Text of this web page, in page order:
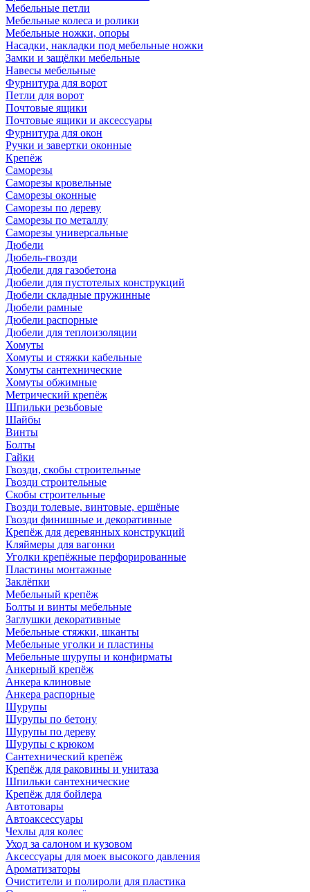
Мебельные петли
Мебельные колеса и ролики
Мебельные ножки, опоры
Насадки, накладки под мебельные ножки
Замки и защёлки мебельные
Навесы мебельные
Фурнитура для ворот
Петли для ворот
Почтовые ящики
Почтовые ящики и аксессуары
Фурнитура для окон
Ручки и завертки оконные
Крепёж
Саморезы
Саморезы кровельные
Саморезы оконные
Саморезы по дереву
Саморезы по металлу
Саморезы универсальные
Дюбели
Дюбель-гвозди
Дюбели для газобетона
Дюбели для пустотелых конструкций
Дюбели складные пружинные
Дюбели рамные
Дюбели распорные
Дюбели для теплоизоляции
Хомуты
Хомуты и стяжки кабельные
Хомуты сантехнические
Хомуты обжимные
Метрический крепёж
Шпильки резьбовые
Шайбы
Винты
Болты
Гайки
Гвозди, скобы строительные
Гвозди строительные
Скобы строительные
Гвозди толевые, винтовые, ершёные
Гвозди финишные и декоративные
Крепёж для деревянных конструкций
Кляймеры для вагонки
Уголки крепёжные перфорированные
Пластины монтажные
Заклёпки
Мебельный крепёж
Болты и винты мебельные
Заглушки декоративные
Мебельные стяжки, шканты
Мебельные уголки и пластины
Мебельные шурупы и конфирматы
Анкерный крепёж
Анкера клиновые
Анкера распорные
Шурупы
Шурупы по бетону
Шурупы по дереву
Шурупы с крюком
Сантехнический крепёж
Крепёж для раковины и унитаза
Шпильки сантехнические
Крепёж для бойлера
Автотовары
Автоаксессуары
Чехлы для колес
Уход за салоном и кузовом
Аксессуары для моек высокого давления
Ароматизаторы
Очистители и полироли для пластика